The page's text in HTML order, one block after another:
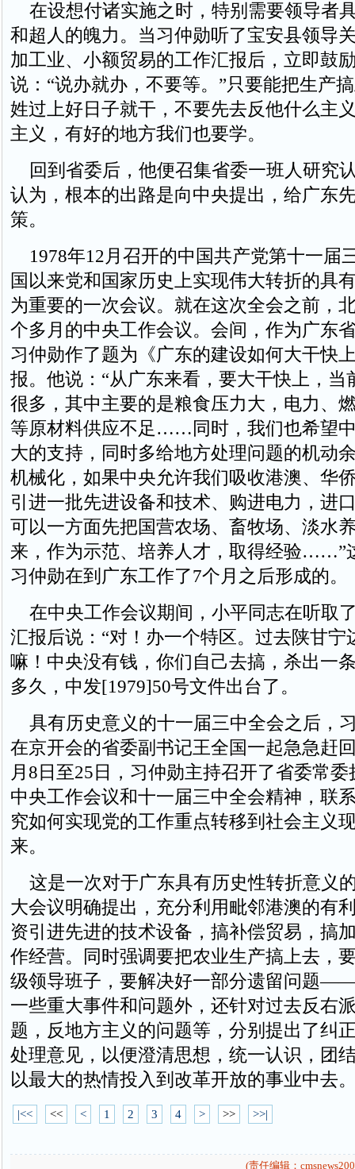
在设想付诸实施之时，特别需要领导者
和超人的魄力。当习仲勋听了宝安县领导
加工业、小额贸易的工作汇报后，立即鼓
说：“说办就办，不要等。”只要能把生产
姓过上好日子就干，不要先去反他什么主
主义，有好的地方我们也要学。
回到省委后，他便召集省委一班人研究
认为，根本的出路是向中央提出，给广东
策。
1978年12月召开的中国共产党第十一届
国以来党和国家历史上实现伟大转折的具
为重要的一次会议。就在这次全会之前，
个多月的中央工作会议。会间，作为广东
习仲勋作了题为《广东的建设如何大干快
报。他说：“从广东来看，要大干快上，当
很多，其中主要的是粮食压力大，电力、
等原材料供应不足……同时，我们也希望
大的支持，同时多给地方处理问题的机动
机械化，如果中央允许我们吸收港澳、华
引进一批先进设备和技术、购进电力，进
可以一方面先把国营农场、畜牧场、淡水
来，作为示范、培养人才，取得经验……”
习仲勋在到广东工作了7个月之后形成的。
在中央工作会议期间，小平同志在听取
汇报后说：“对！办一个特区。过去陕甘宁
嘛！中央没有钱，你们自己去搞，杀出一
多久，中发[1979]50号文件出台了。
具有历史意义的十一届三中全会之后，
在京开会的省委副书记王全国一起急急赶
月8日至25日，习仲勋主持召开了省委常
中央工作会议和十一届三中全会精神，联
究如何实现党的工作重点转移到社会主义
来。
这是一次对于广东具有历史性转折意义
大会议明确提出，充分利用毗邻港澳的有
资引进先进的技术设备，搞补偿贸易，搞
作经营。同时强调要把农业生产搞上去，
级领导班子，要解决好一部分遗留问题——
一些重大事件和问题外，还针对过去反右
题，反地方主义的问题等，分别提出了纠
处理意见，以便澄清思想，统一认识，团
以最大的热情投入到改革开放的事业中去
|<< << < 1 2 3 4 > >> >>|
(责任编辑：